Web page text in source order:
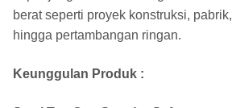
berat seperti proyek konstruksi,
hingga pertambangan ringan.
Keunggulan Produk :